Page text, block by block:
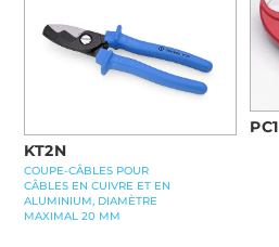
KT2N
COUPE-CÂBLES POUR
CÂBLES EN CUIVRE ET EN
ALUMINIUM, DIAMÈTRE
MAXIMAL 20 MM
PC1